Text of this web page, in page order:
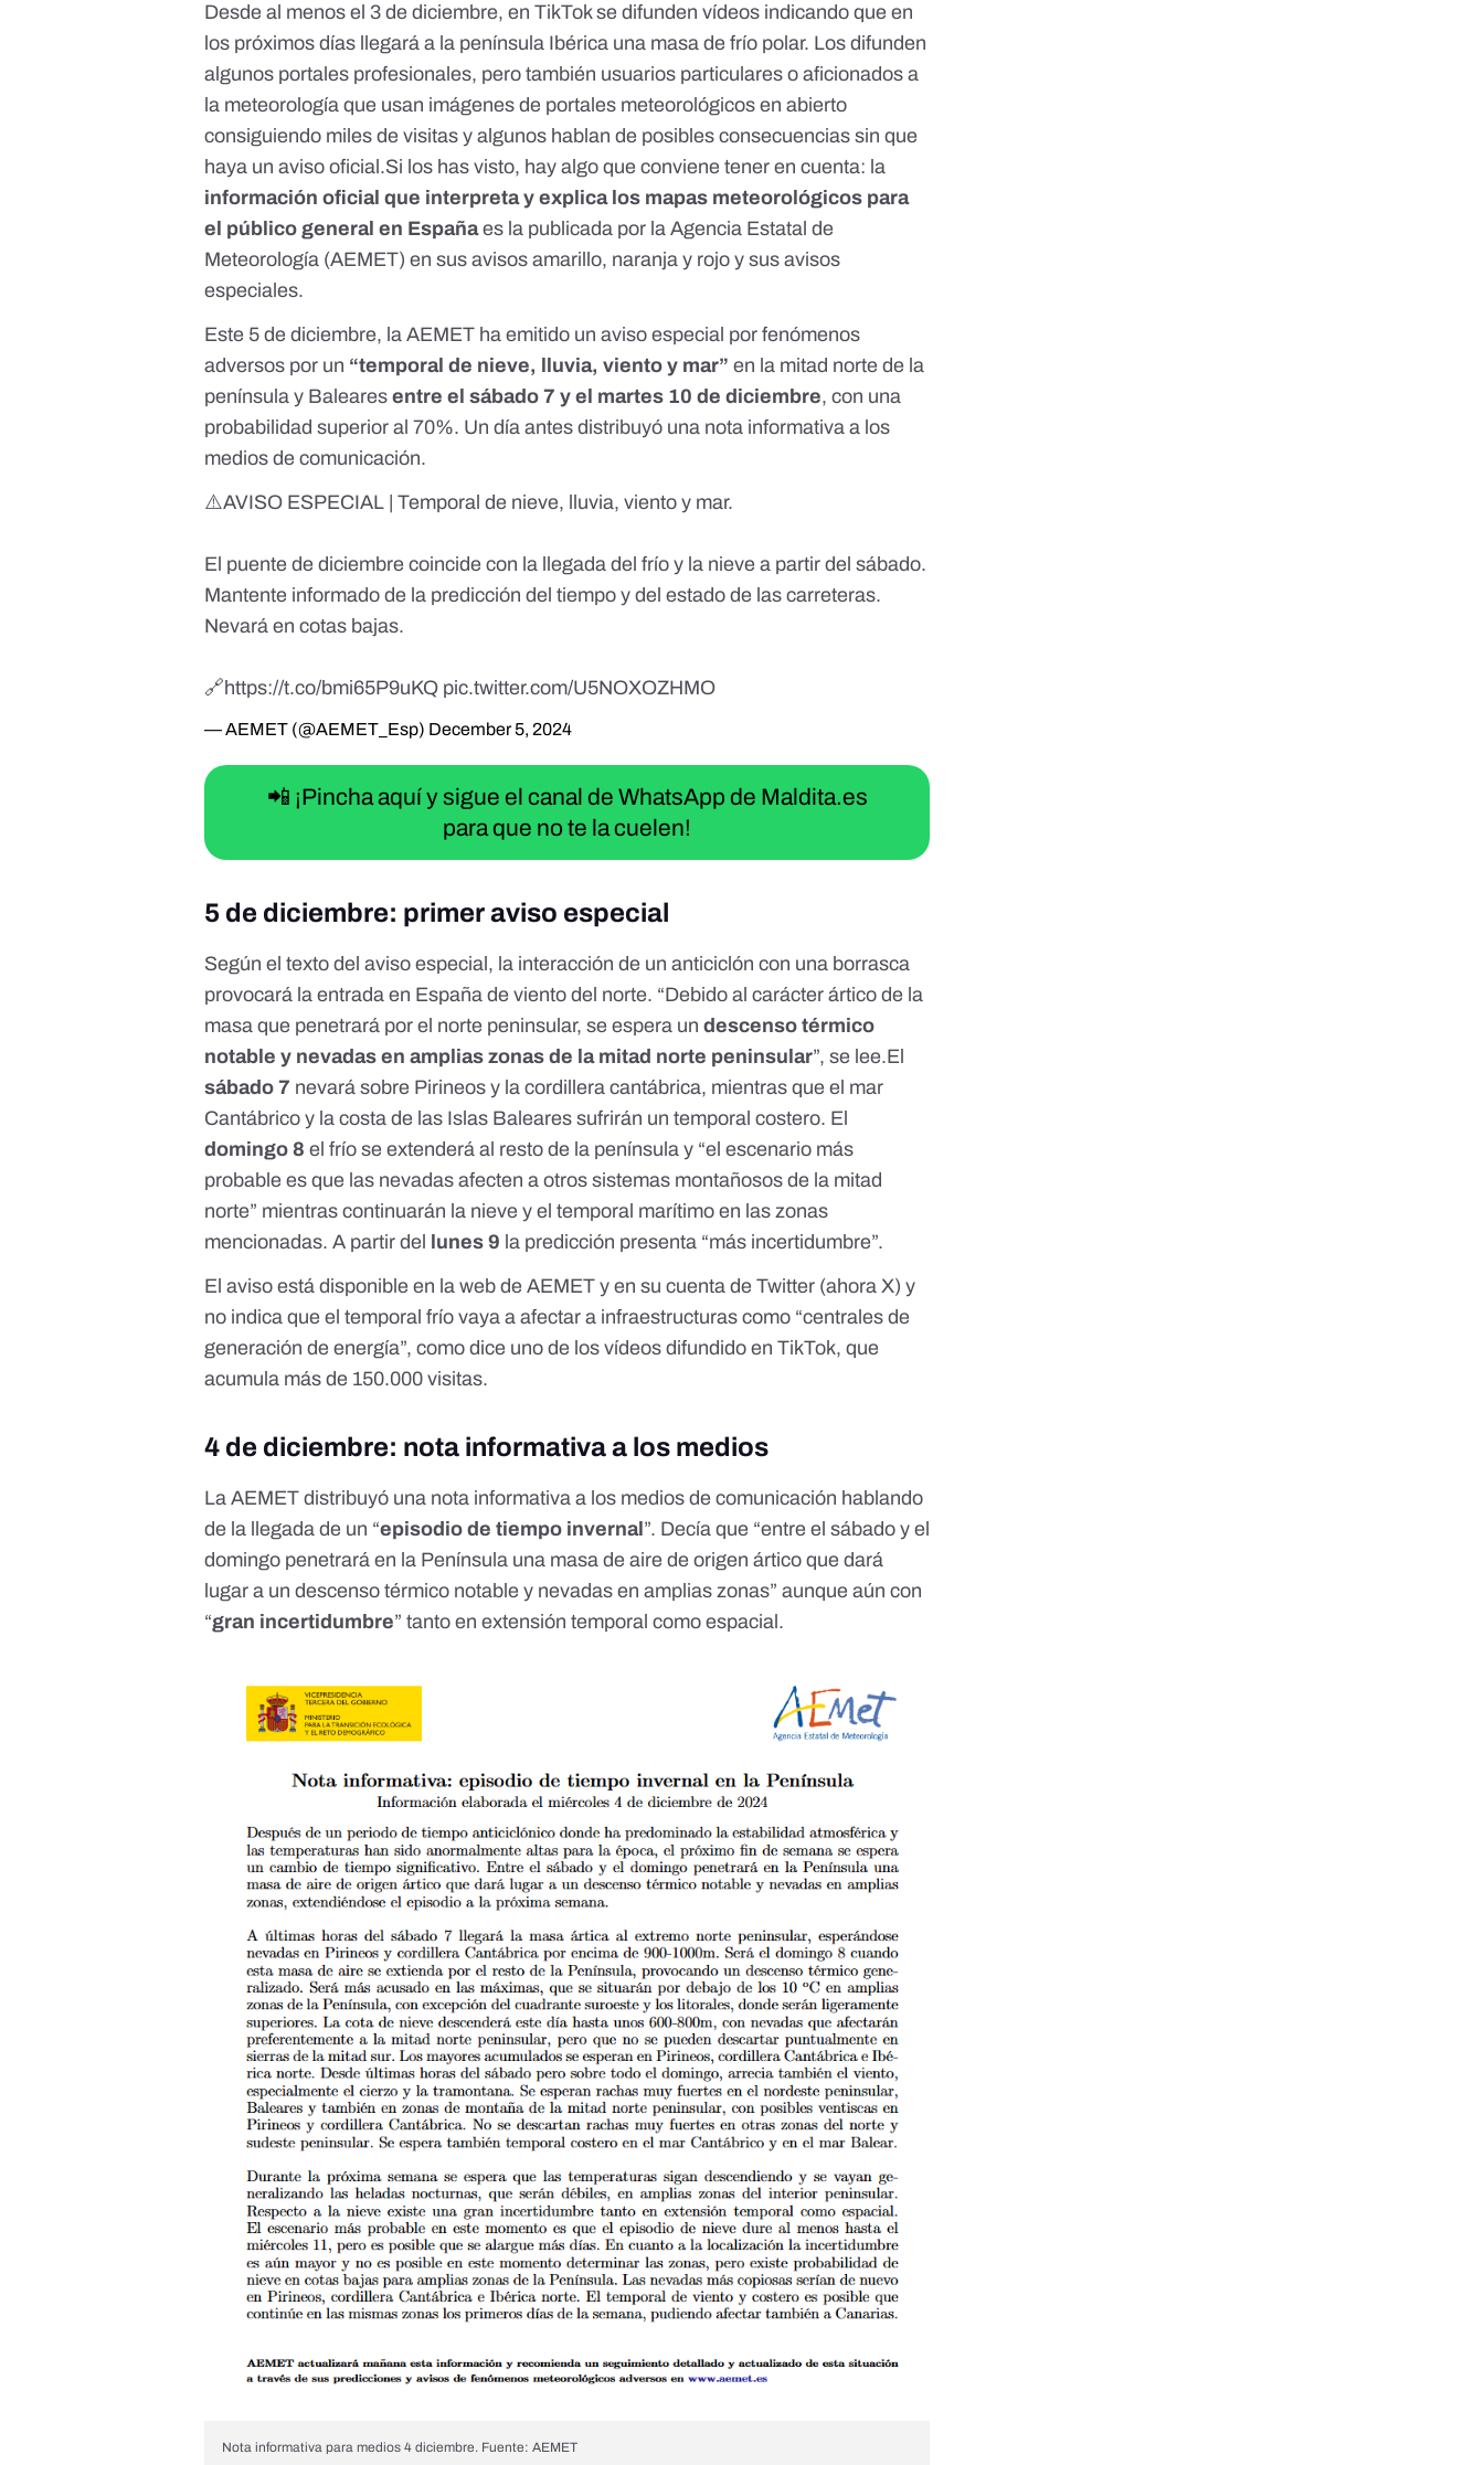
Desde al menos el 3 de diciembre, en TikTok se difunden vídeos indicando que en
los próximos días llegará a la península Ibérica una masa de frío polar. Los difunden
algunos portales profesionales, pero también usuarios particulares oaficionados a
la meteorología que usan imágenes de portales meteorológicos en abierto
consiguiendo miles de visitas y algunos hablan de posibles consecuencias sin que
haya un avisooficial.Si los has visto, hay algo que conviene tener en cuenta: la
información oficial que interpreta y explica los mapas meteorológicos para
el público general en Españaes la publicada por la Agencia Estatal de
Meteorología (AEMET) en sus avisos amarillo, naranja y rojo y sus avisos
especiales.
Este 5 de diciembre, la AEMET ha emitido unaviso especial por fenómenos
adversos por un “temporal de nieve, lluvia, viento y mar” en la mitad norte de la
península y Balearesentre el sábado 7 y el martes 10 de diciembre, con una
probabilidad superior al 70%. Un día antes distribuyó una nota informativa a los
medios de comunicación.
⚠️AVISO ESPECIAL | Temporal de nieve, lluvia, viento y mar.
El puente de diciembre coincide con la llegada del frío y la nieve a partir del sábado.
Mantente informado de la predicción del tiempo y del estado de las carreteras.
Nevará en cotas bajas.
🔗https://t.co/bmi65P9uKQ pic.twitter.com/U5NOXOZHMO
— AEMET (@AEMET_Esp) December 5, 2024
📲 ¡Pincha aquí y sigue el canal de WhatsApp de Maldita.es
para que no te la cuelen!
5 de diciembre: primer aviso especial
Según el texto delaviso especial , la interacción de un anticiclón con una borrasca
provocará la entrada en España de viento del norte. “Debido al carácter ártico de la
masa que penetrará por el norte peninsular, se espera undescenso térmico
notable y nevadas en amplias zonas de la mitad norte peninsular”, se lee.El
sábado 7 nevará sobre Pirineos y la cordillera cantábrica, mientras que el mar
Cantábrico y la costa de las Islas Baleares sufrirán un temporal costero. El
domingo 8 el frío se extenderá al resto de la península y “el escenario más
probable es que las nevadas afecten a otros sistemas montañosos de la mitad
norte” mientras continuarán la nieve y el temporal marítimo en las zonas
mencionadas. A partir del
lunes 9 la predicción presenta “más incertidumbre”.
El aviso está disponible en laweb de AEMET y en sucuenta de Twitter (ahora X) y
no indica que el temporal frío vaya a afectar a infraestructuras como “centrales de
generación de energía”, como dice uno de los vídeos difundido en TikTok, que
acumula más de 150.000 visitas.
4 de diciembre: nota informativa a los medios
La AEMET distribuyó una nota informativa a los medios de comunicación hablando
de la llegada de un “episodio de tiempo invernal ”. Decía que “entre el sábado y el
domingo penetrará en la Península una masa de aire de origen ártico que dará
lugar a un descenso térmico notable y nevadas en amplias zonas” aunque aún con
“gran incertidumbre” tanto en extensión temporal como espacial.
Nota informativa para medios 4 diciembre. Fuente: AEMET